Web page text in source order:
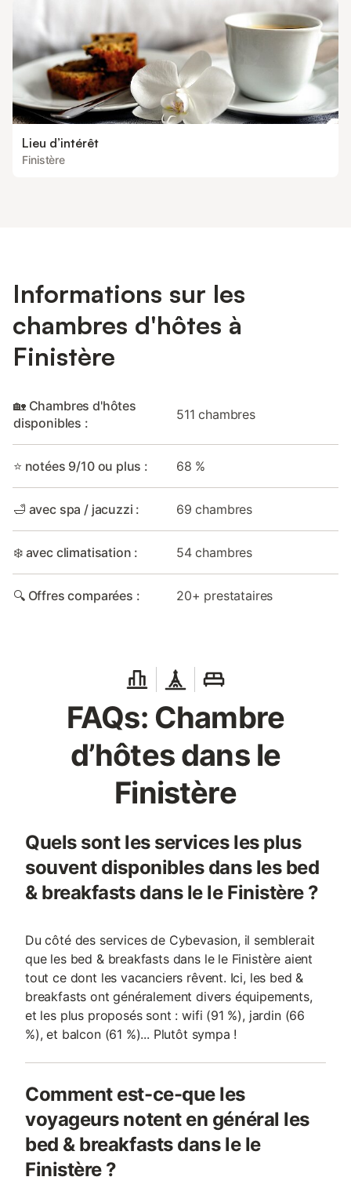
Lieu d’intérêt
Finistère
Informations sur les
chambres d'hôtes à
Finistère
🏡 Chambres d'hôtes
disponibles :
511 chambres
⭐ notées 9/10 ou plus : 68 %
🛁 avec spa / jacuzzi : 69 chambres
❄️ avec climatisation : 54 chambres
🔍 Offres comparées : 20+ prestataires
FAQs: Chambre
d’hôtes dans le
Finistère
Quels sont les services les plus
souvent disponibles dans les bed
& breakfasts dans le le Finistère ?
Du côté des services de Cybevasion, il semblerait
que les bed & breakfasts dans le le Finistère aient
tout ce dont les vacanciers rêvent. Ici, les bed &
breakfasts ont généralement divers équipements,
et les plus proposés sont : wifi (91 %), jardin (66
%), et balcon (61 %)... Plutôt sympa !
Comment est-ce-que les
voyageurs notent en général les
bed & breakfasts dans le le
Finistère ?